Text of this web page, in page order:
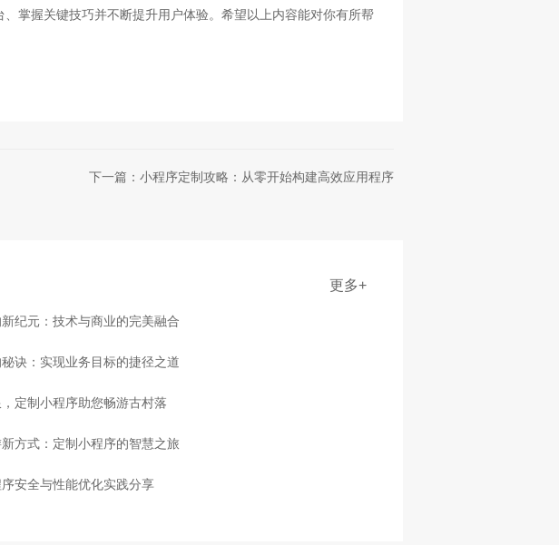
掌握关键技巧并不断提升用户体验。希望以上内容能对你有所帮
下一篇：小程序定制攻略：从零开始构建高效应用程序
更多+
纪元：技术与商业的完美融合
诀：实现业务目标的捷径之道
定制小程序助您畅游古村落
方式：定制小程序的智慧之旅
安全与性能优化实践分享